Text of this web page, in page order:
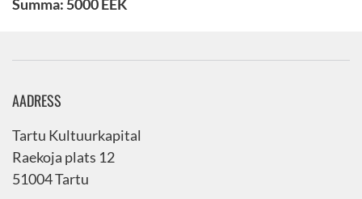
Summa: 5000 EEK
AADRESS
Tartu Kultuurkapital
Raekoja plats 12
51004 Tartu